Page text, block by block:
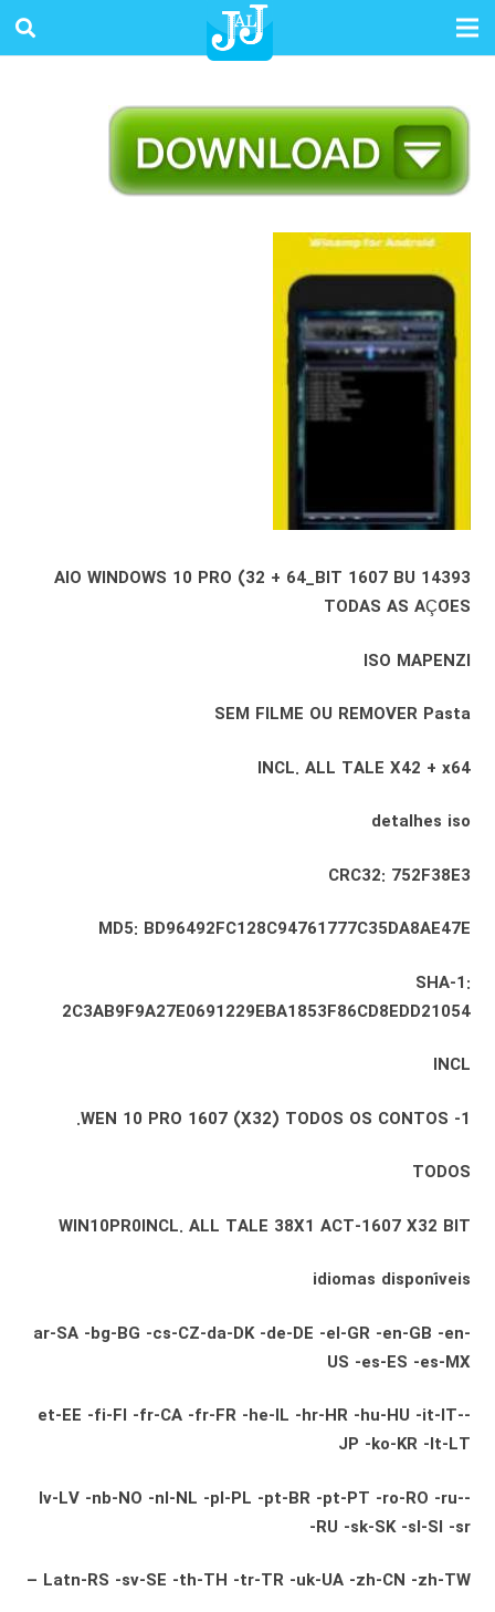
AIO WINDOWS 10 PRO (32 + 64_BIT 1607 BU 14393
TODAS AS AÇÕES
ISO MAPENZI
SEM FILME OU REMOVER Pasta
INCL. ALL TALE X42 + x64
detalhes iso
CRC32: 752F38E3
MD5: BD96492FC128C94761777C35DA8AE47E
SHA-1:
2C3AB9F9A27E0691229EBA1853F86CD8EDD21054
INCL
1- WEN 10 PRO 1607 (X32) TODOS OS CONTOS.
TODOS
WIN10PR0INCL. ALL TALE 38X1 ACT-1607 X32 BIT
idiomas disponíveis
ar-SA -bg-BG -cs-CZ-da-DK -de-DE -el-GR -en-GB -en-
US -es-ES -es-MX
-et-EE -fi-FI -fr-CA -fr-FR -he-IL -hr-HR -hu-HU -it-IT-
JP -ko-KR -lt-LT
-lv-LV -nb-NO -nl-NL -pl-PL -pt-BR -pt-PT -ro-RO -ru-
RU -sk-SK -sl-SI -sr-
Latn-RS -sv-SE -th-TH -tr-TR -uk-UA -zh-CN -zh-TW –